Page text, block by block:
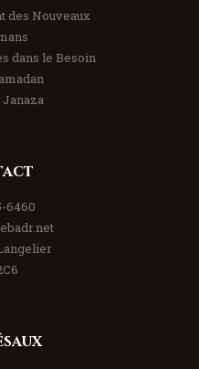
des Nouveaux
dans le Besoin
6460